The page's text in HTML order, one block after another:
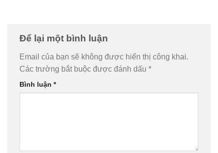
Để lại một bình luận
Email của bạn sẽ không được hiển thị công khai.
Các trường bắt buộc được đánh dấu *
Bình luận *